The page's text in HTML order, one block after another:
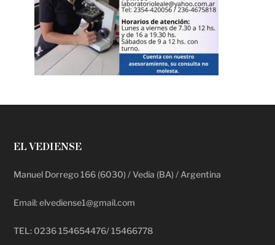
EL VEDIENSE
Manuel Dorrego 166 (6030) / Vedia (BA) / Argentina
Email: elvediense1@gmail.com
TEL: 0236 154654476/ 15466778